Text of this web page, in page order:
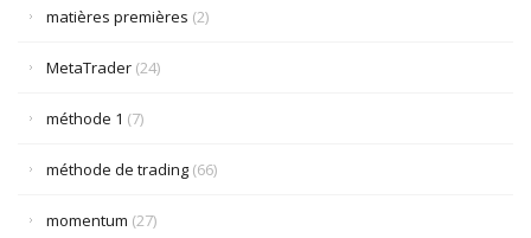
matières premières (2)
MetaTrader (24)
méthode 1 (7)
méthode de trading (66)
momentum (27)